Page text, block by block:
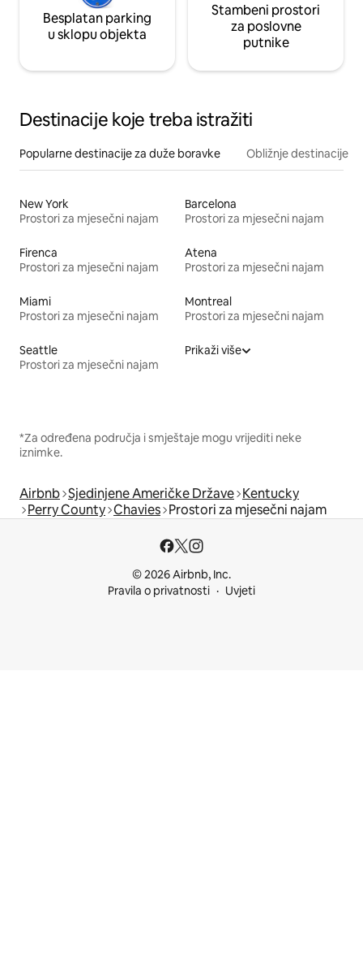
Besplatan parking
u sklopu objekta
Stambeni prostori
za poslovne
putnike
Destinacije koje treba istražiti
Popularne destinacije za duže boravke Obližnje destinacije
New York
Prostori za mjesečni najam
Barcelona
Prostori za mjesečni najam
Firenca
Prostori za mjesečni najam
Atena
Prostori za mjesečni najam
Miami
Prostori za mjesečni najam
Montreal
Prostori za mjesečni najam
Seattle
Prostori za mjesečni najam
Prikaži više
*Za određena područja i smještaje mogu vrijediti neke
iznimke.
Airbnb Sjedinjene Američke Države Kentucky
Perry County Chavies Prostori za mjesečni najam
© 2026 Airbnb, Inc.
Pravila o privatnosti
Uvjeti